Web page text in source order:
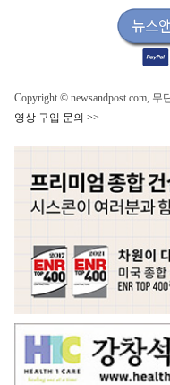
Copyright © newsandpost.com,
영상 구입 문의 >>